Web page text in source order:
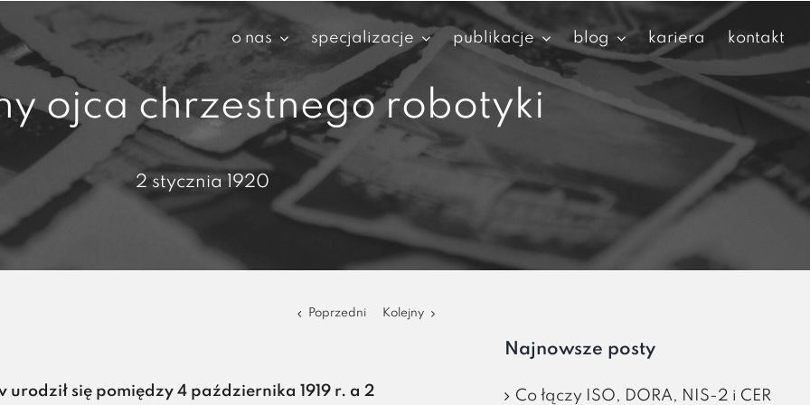
o nas specjalizacje publikacje blog kariera kontakt
ojca chrzestnego robotyki
2 stycznia 1920
Poprzedni Kolejny
urodził się pomiędzy 4 października 1919 r. a 2
Najnowsze posty
Co łączy ISO, DORA, NIS-2 i CER